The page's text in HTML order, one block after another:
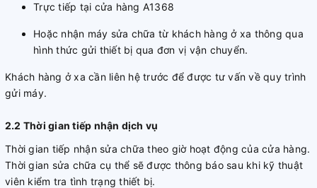
Trực tiếp tại cửa hàng A1368
Hoặc nhận máy sửa chữa từ khách hàng ở xa thông qua
hình thức gửi thiết bị qua đơn vị vận chuyển.
Khách hàng ở xa cần liên hệ trước để được tư vấn về quy trình
gửi máy.
2.2 Thời gian tiếp nhận dịch vụ
Thời gian tiếp nhận sửa chữa theo giờ hoạt động của cửa hàng.
Thời gian sửa chữa cụ thể sẽ được thông báo sau khi kỹ thuật
viên kiểm tra tình trạng thiết bị.